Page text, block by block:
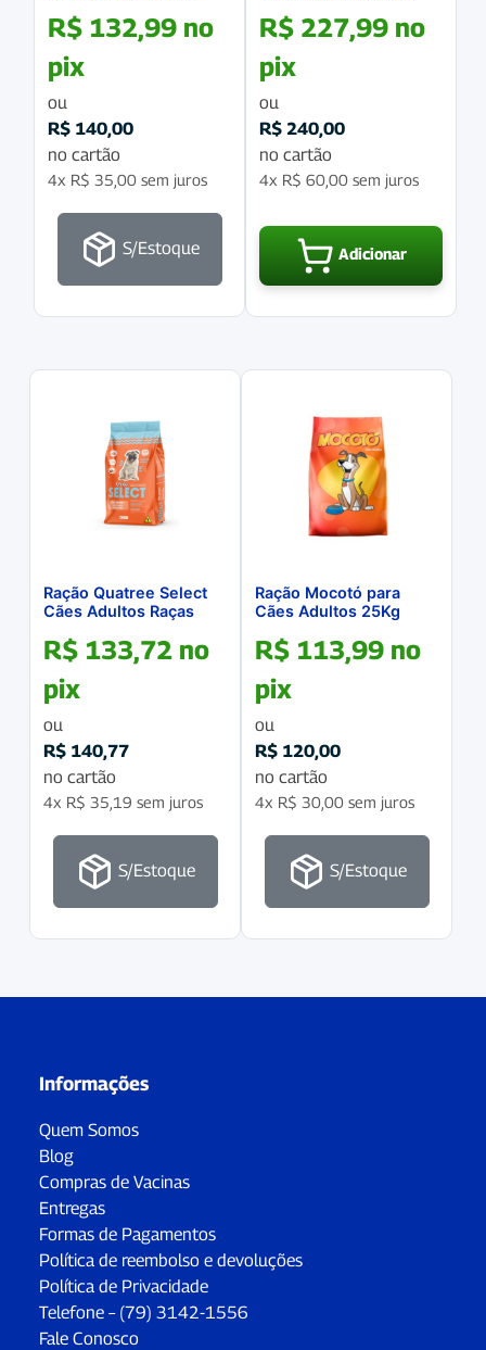
R$ 132,99 no
pix
ou
R$ 140,00
no cartão
4x R$ 35,00 sem juros
S/Estoque
Carnes 20Kg
R$ 227,99 no
pix
ou
R$ 240,00
no cartão
4x R$ 60,00 sem juros
Adicionar
Ração Quatree Select
Cães Adultos Raças
R$ 133,72 no
pix
ou
R$ 140,77
no cartão
4x R$ 35,19 sem juros
S/Estoque
Ração Mocotó para
Cães Adultos 25Kg
R$ 113,99 no
pix
ou
R$ 120,00
no cartão
4x R$ 30,00 sem juros
S/Estoque
Informações
Quem Somos
Blog
Compras de Vacinas
Entregas
Formas de Pagamentos
Política de reembolso e devoluções
Política de Privacidade
Telefone – (79) 3142-1556
Fale Conosco